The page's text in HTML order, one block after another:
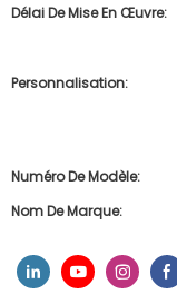
Délai De Mise En Œuvre:
Personnalisation:
Numéro De Modèle:
Nom De Marque: